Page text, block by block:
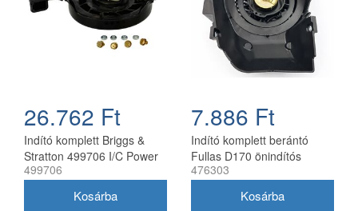
26.762 Ft
Indító komplett Briggs &
Stratton 499706 I/C Power
Built 475 525
499706
7.886 Ft
Indító komplett berántó
Fullas D170 önindítós
motorhoz
476303